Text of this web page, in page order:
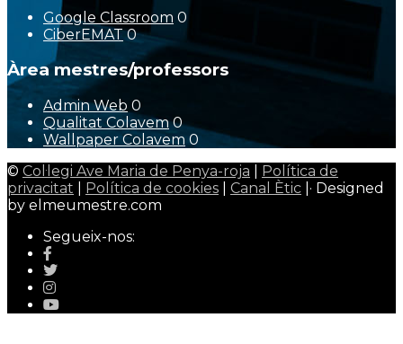
Google Classroom 0
CiberEMAT0
Àrea mestres/professors
Admin Web 0
Qualitat Colavem0
Wallpaper Colavem 0
© Col·legi Ave Maria de Penya-roja
Política de
privacitat
Política de cookies Canal Ètic |· Designed
by elmeumestre.com
Segueix-nos: